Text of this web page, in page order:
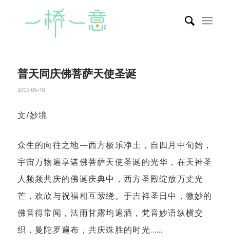
普天同庆佛菩萨天使圣诞
2009-05-18
文/妙境
众生的向往之地—西方极乐净土，自四月中旬始，
宇宙万物遍享诸佛菩萨天使圣诞的光华，在天神圣
人频频共庆的佛诞庆典中，西方圣殿绽放万丈光
芒，欢欣与祝福相互萦绕。于吉祥圣日中，微妙的
佛音得常闻，法雨甘露均遍洒，梵音妙语纵横交
织，曼陀罗遍布，共庆殊胜的时光……